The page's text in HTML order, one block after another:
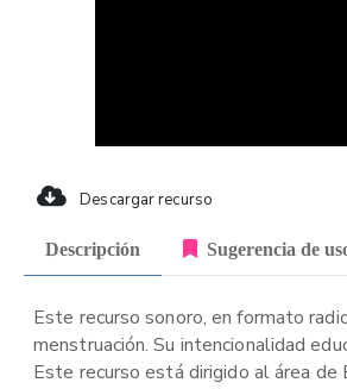
Descargar recurso
Descripción Sugerencia de
Este recurso sonoro, en formato
menstruación. Su intencionalidad
Este recurso está dirigido al área de